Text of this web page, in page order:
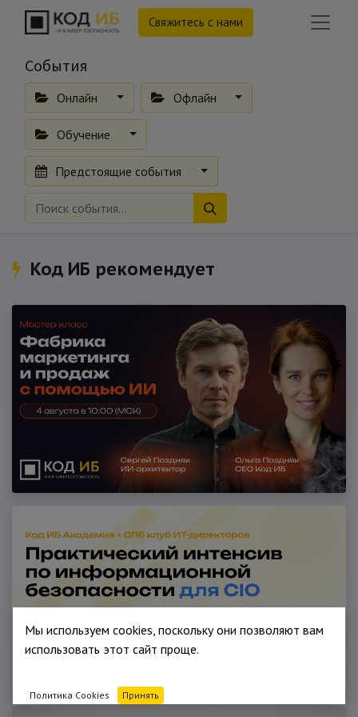
Свяжитесь с нами
События
Онлайн Офлайн
Обучение
Предстоящие события
Код ИБ рекомендует
Мы используем cookies, поскольку они позволяют вам
использовать этот сайт проще.
Политика Cookies Принять